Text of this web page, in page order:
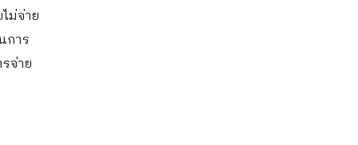
ม่จ่าย
การ
จ่าย